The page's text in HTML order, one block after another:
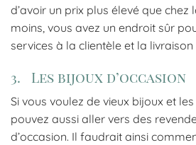
d’avoir un prix plus élevé que chez
moins, vous avez un endroit sûr
services à la clientèle et la
3. Les bijoux d’occasion
Si vous voulez de vieux bijoux et
pouvez aussi aller vers des
d’occasion. Il faudrait ainsi